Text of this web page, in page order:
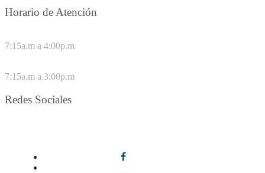
Horario de Atención
7:15a.m a 4:00p.m
7:15a.m a 3:00p.m
Redes Sociales